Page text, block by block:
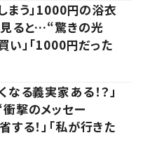
まう」1000円の浴衣
見ると…“驚きの光
い」「1000円だった
なる義実家ある！？」
撃のメッセー
る！」「私が行きた